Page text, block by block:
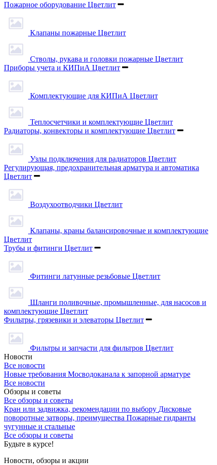
Пожарное оборудование Цветлит
Клапаны пожарные Цветлит
Стволы, рукава и головки пожарные Цветлит
Приборы учета и КИПиА Цветлит
Комплектующие для КИПиА Цветлит
Теплосчетчики и комплектующие Цветлит
Радиаторы, конвекторы и комплектующие Цветлит
Узлы подключения для радиаторов Цветлит
Регулирующая, предохранительная арматура и автоматика
Цветлит
Воздухоотводчики Цветлит
Клапаны, краны балансировочные и комплектующие
Цветлит
Трубы и фитинги Цветлит
Фитинги латунные резьбовые Цветлит
Шланги поливочные, промышленные, для насосов и
комплектующие Цветлит
Фильтры, грязевики и элеваторы Цветлит
Фильтры и запчасти для фильтров Цветлит
Новости
Все новости
Новые требования Мосводоканала к запорной арматуре
Все новости
Обзоры и советы
Все обзоры и советы
Кран или задвижка, рекомендации по выбору Дисковые
поворотные затворы, преимущества Пожарные гидранты
чугунные и стальные
Все обзоры и советы
Будьте в курсе!
Новости, обзоры и акции